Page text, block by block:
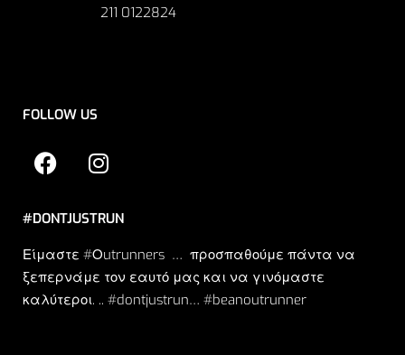
211 0122824
FOLLOW US
#DONTJUSTRUN
Είμαστε #Οutrunners … προσπαθούμε πάντα να
ξεπερνάμε τον εαυτό μας και να γινόμαστε
καλύτεροι. .. #dontjustrun… #beanoutrunner